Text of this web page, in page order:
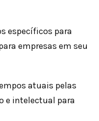
específicos para
empresas em seu
atuais pelas
e intelectual para